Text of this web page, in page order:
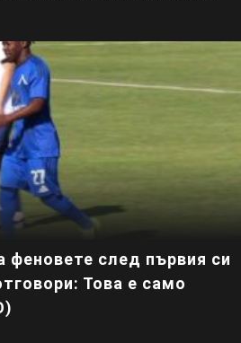
феновете след първия си
Това е само